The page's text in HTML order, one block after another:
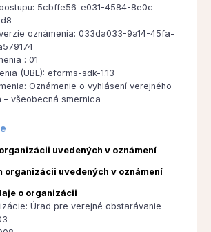
5cbffe56-e031-4584-8e0c-
oznámenia: 033da033-9a14-45fa-
: 01
(UBL): eforms-sdk-1.13
Oznámenie o vyhlásení verejného
– všeobecná smernica
uvedených v oznámení
organizácii uvedených v oznámení
o organizácii
Úrad pre verejné obstarávanie